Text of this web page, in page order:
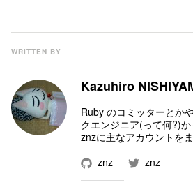
WRITTEN BY
Kazuhiro
Ruby のコミッターとか
クエンジニア(って何?)か
znzに主なアカウントを
znz
znz